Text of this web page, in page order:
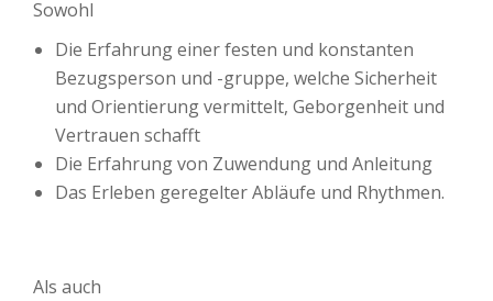
Sowohl
Die Erfahrung einer festen und konstanten
Bezugsperson und -gruppe, welche Sicherheit
und Orientierung vermittelt, Geborgenheit und
Vertrauen schafft
Die Erfahrung von Zuwendung und Anleitung
Das Erleben geregelter Abläufe und Rhythmen.
Als auch